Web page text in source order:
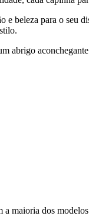
e beleza para o
abrigo
a maioria dos